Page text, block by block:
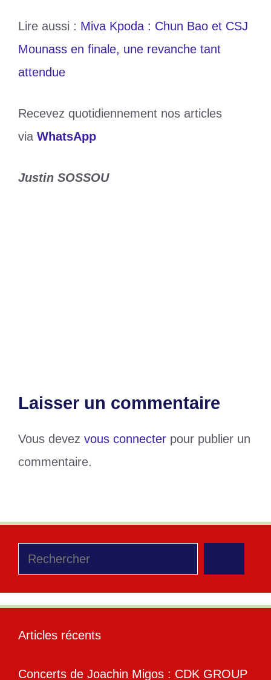
Lire aussi : Miva Kpoda : Chun Bao et CSJ
Mounass en finale, une revanche tant
attendue
Recevez quotidiennement nos articles
via WhatsApp
Justin SOSSOU
Laisser un commentaire
Vous devez vous connecter pour publier un
commentaire.
Rechercher
Articles récents
Concerts de Joachin Migos : CDK GROUP